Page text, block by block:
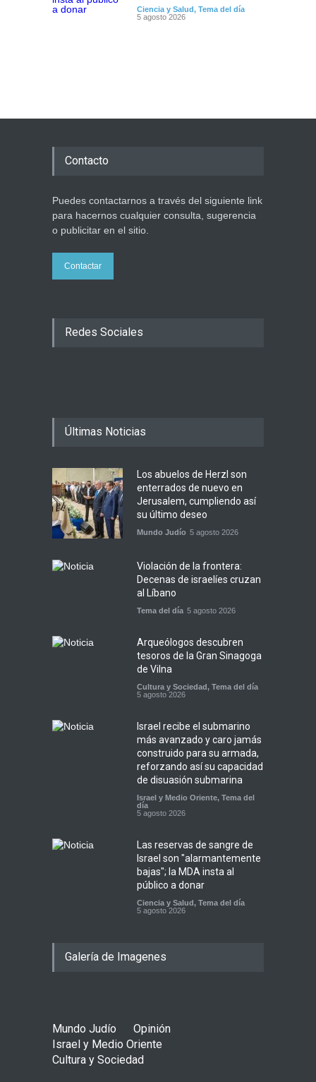
Ciencia y Salud, Tema del día
5 agosto 2026
Contacto
Puedes contactarnos a través del siguiente link
para hacernos cualquier consulta, sugerencia
o publicitar en el sitio.
Contactar
Redes Sociales
Últimas Noticias
Los abuelos de Herzl son
enterrados de nuevo en
Jerusalem, cumpliendo así
su último deseo
Mundo Judío 5 agosto 2026
Violación de la frontera:
Decenas de israelíes cruzan
al Líbano
Tema del día 5 agosto 2026
Arqueólogos descubren
tesoros de la Gran Sinagoga
de Vilna
Cultura y Sociedad, Tema del día
5 agosto 2026
Israel recibe el submarino
más avanzado y caro jamás
construido para su armada,
reforzando así su capacidad
de disuasión submarina
Israel y Medio Oriente, Tema del
día
5 agosto 2026
Las reservas de sangre de
Israel son "alarmantemente
bajas"; la MDA insta al
público a donar
Ciencia y Salud, Tema del día
5 agosto 2026
Galería de Imagenes
Mundo Judío
Opinión
Israel y Medio Oriente
Cultura y Sociedad